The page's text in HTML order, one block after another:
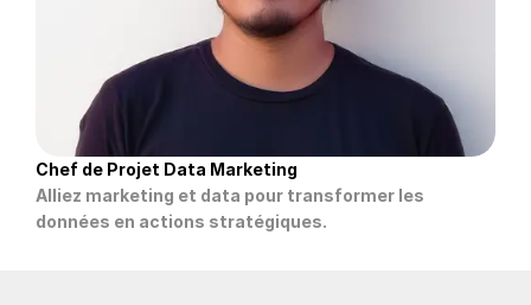
Chef de Projet Data Marketing
Alliez marketing et data pour transformer les
données en actions stratégiques.